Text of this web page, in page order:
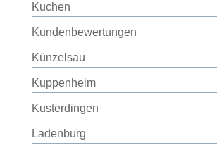
Kuchen
Kundenbewertungen
Künzelsau
Kuppenheim
Kusterdingen
Ladenburg